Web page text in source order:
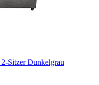
Sitzer Dunkelgrau